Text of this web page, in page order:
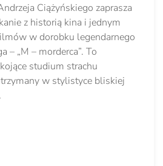
Ciążyńskiego zaprasza
z historią kina i jednym
w dorobku legendarnego
– „M – morderca”. To
studium strachu
w stylistyce bliskiej